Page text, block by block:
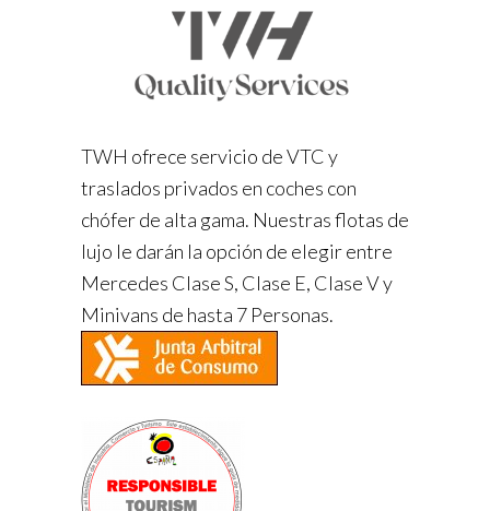
TWH ofrece servicio de VTC y
traslados privados en coches con
chófer de alta gama. Nuestras flotas de
lujo le darán la opción de elegir entre
Mercedes Clase S, Clase E, Clase V y
Minivans de hasta 7 Personas.